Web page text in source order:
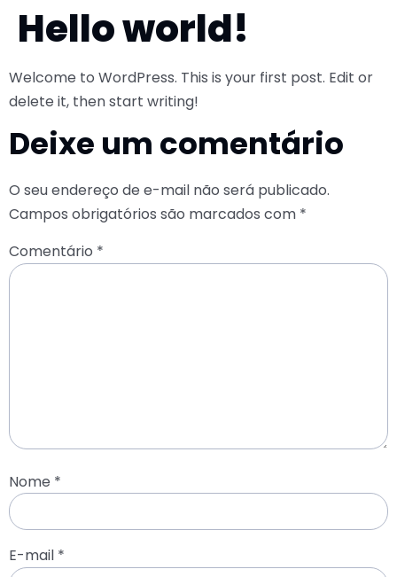
Hello world!
Welcome to WordPress. This is your first post. Edit or
delete it, then start writing!
Deixe um comentário
O seu endereço de e-mail não será publicado.
Campos obrigatórios são marcados com *
Comentário *
Nome *
E-mail *